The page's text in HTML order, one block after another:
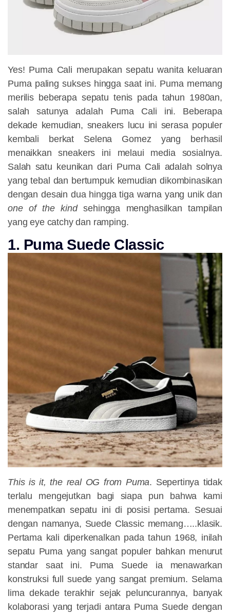
Yes! Puma Cali merupakan sepatu wanita keluaran
Puma paling sukses hingga saat ini. Puma memang
merilis beberapa sepatu tenis pada tahun 1980an,
salah satunya adalah Puma Cali ini. Beberapa
dekade kemudian, sneakers lucu ini serasa populer
kembali berkat Selena Gomez yang berhasil
menaikkan sneakers ini melaui media sosialnya.
Salah satu keunikan dari Puma Cali adalah solnya
yang tebal dan bertumpuk kemudian dikombinasikan
dengan desain dua hingga tiga warna yang unik dan
one of the kindsehingga menghasilkan tampilan
yang eye catchy dan ramping.
1. Puma Suede Classic
This is it, the real OG from Puma. Sepertinya tidak
terlalu mengejutkan bagi siapa pun bahwa kami
menempatkan sepatu ini di posisi pertama. Sesuai
dengan namanya, Suede Classic memang…..klasik.
Pertama kali diperkenalkan pada tahun 1968, inilah
sepatu Puma yang sangat populer bahkan menurut
standar saat ini. Puma Suede ia menawarkan
konstruksi full suede yang sangat premium. Selama
lima dekade terakhir sejak peluncurannya, banyak
kolaborasi yang terjadi antara Puma Suede dengan